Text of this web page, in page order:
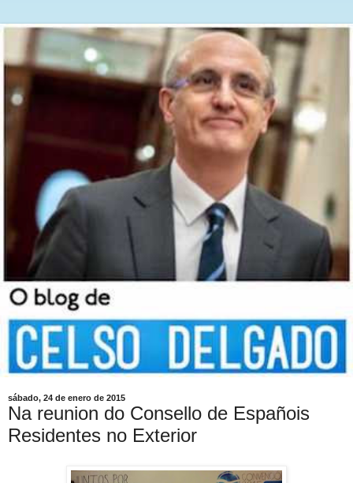
sábado, 24 de enero de 2015
Na reunion do Consello de Españois
Residentes no Exterior